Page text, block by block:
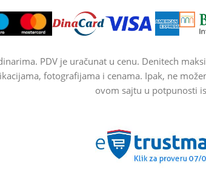
PDV je uračunat u cenu. Denitech
fotografijama i cenama. Ipak, ne
ovom sajtu u potpunosti